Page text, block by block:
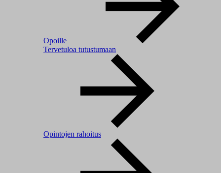
Opoille
Tervetuloa tutustumaan
Opintojen rahoitus